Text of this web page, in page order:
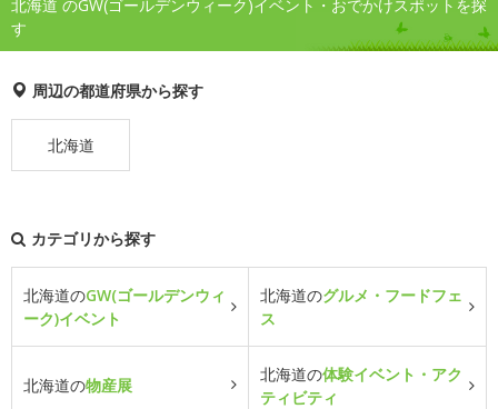
北海道 のGW(ゴールデンウィーク)イベント・おでかけスポットを探
す
周辺の都道府県から探す
北海道
カテゴリから探す
北海道のGW(ゴールデンウィ
ーク)イベント
北海道のグルメ・フードフェ
ス
北海道の物産展
北海道の体験イベント・アク
ティビティ